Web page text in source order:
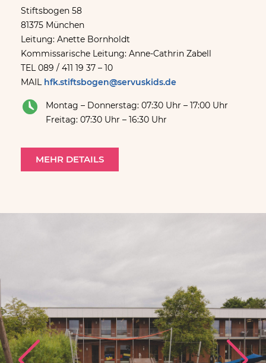
Stiftsbogen 58
81375 München
Leitung: Anette Bornholdt
Kommissarische Leitung: Anne-Cathrin Zabell
TEL 089 / 411 19 37 – 10
MAIL hfk.stiftsbogen@servuskids.de
Montag – Donnerstag: 07:30 Uhr – 17:00 Uhr
Freitag: 07:30 Uhr – 16:30 Uhr
MEHR DETAILS